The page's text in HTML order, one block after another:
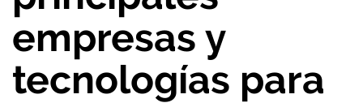
empresas y
tecnologías para